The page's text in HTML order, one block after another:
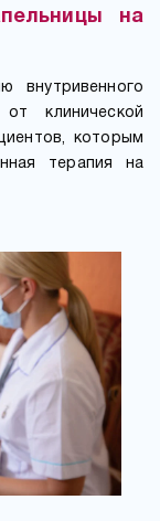
на
внутривенного
клинической
которым
терапия на